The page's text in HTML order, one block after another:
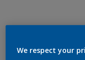
We respect your